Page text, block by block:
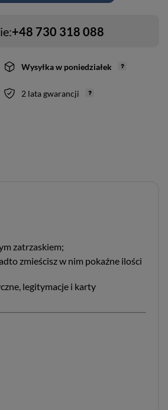
+48 730 318 088
Wysyłkaw poniedziałek
2 lata gwarancji
zatrzaskiem;
zmieścisz w nim pokaźne ilości
legitymacje i karty